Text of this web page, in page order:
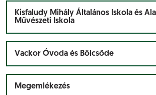
Kisfaludy Mihály Általános Iskola és
Művészeti Iskola
Vackor Óvoda és Bölcsőde
Megemlékezés